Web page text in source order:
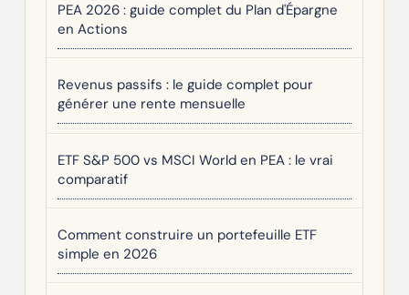
PEA 2026 : guide complet du Plan d'Épargne
en Actions
Revenus passifs : le guide complet pour
générer une rente mensuelle
ETF S&P 500 vs MSCI World en PEA : le vrai
comparatif
Comment construire un portefeuille ETF
simple en 2026